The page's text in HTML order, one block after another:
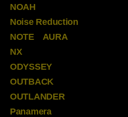
NOAH
Noise Reduction
NOTE AURA
NX
ODYSSEY
OUTBACK
OUTLANDER
Panamera